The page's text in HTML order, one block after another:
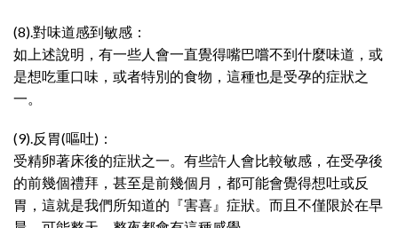
(8).對味道感到敏感：
如上述說明，有一些人會一直覺得嘴巴嚐不到什麼味道，或
是想吃重口味，或者特別的食物，這種也是受孕的症狀之
一。
(9).反胃(嘔吐)：
受精卵著床後的症狀之一。有些許人會比較敏感，在受孕後
的前幾個禮拜，甚至是前幾個月，都可能會覺得想吐或反
胃，這就是我們所知道的『害喜』症狀。而且不僅限於在早